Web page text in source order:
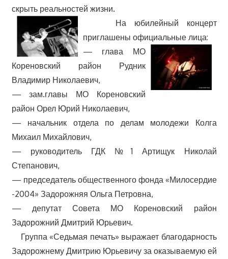
скрыть реальностей жизни.
На юбилейный концерт
приглашены официальные лица:
— глава МО
Кореновский район Рудник
Владимир Николаевич,
— зам.главы МО Кореновский
район Орел Юрий Николаевич,
— начальник отдела по делам молодежи Колга
Михаил Михайлович,
— руководитель ГДК №1 Артищук Николай
Степанович,
— председатель общественного фонда «Милосердие
-2004» Задорожняя Ольга Петровна,
— депутат Совета МО Кореновский район
Задорожний Дмитрий Юрьевич.
Группа «Седьмая печать» выражает благодарность
Задорожнему Дмитрию Юрьевичу за оказываемую ей